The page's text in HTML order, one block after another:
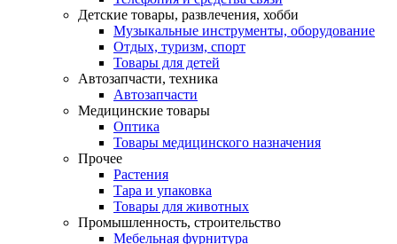
Детские товары, развлечения, хобби
Музыкальные инструменты, оборудование
Отдых, туризм, спорт
Товары для детей
Автозапчасти, техника
Автозапчасти
Медицинские товары
Оптика
Товары медицинского назначения
Прочее
Растения
Тара и упаковка
Товары для животных
Промышленность, строительство
Мебельная фурнитура